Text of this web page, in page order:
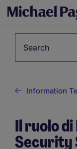
Information
Il ruolo
Security